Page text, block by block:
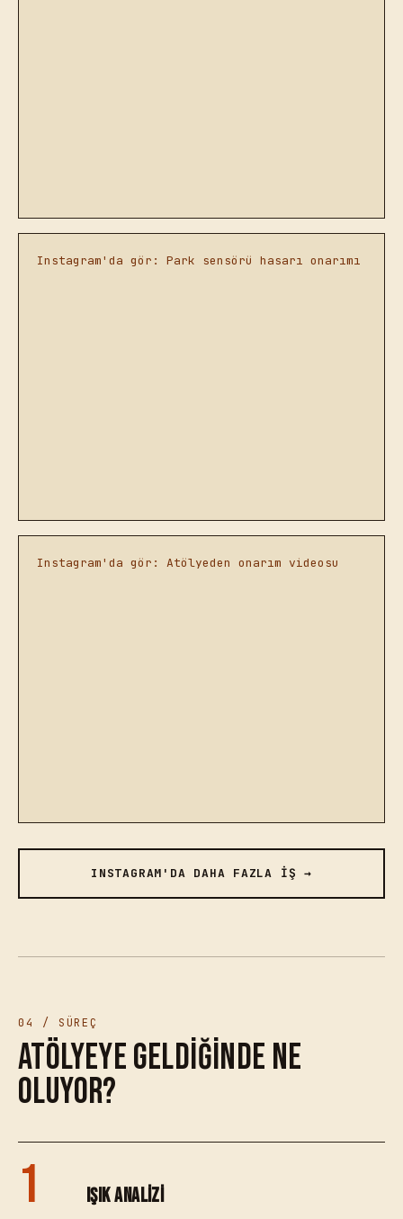
Instagram'da gör: Park sensörü hasarı onarımı
Instagram'da gör: Atölyeden onarım videosu
INSTAGRAM'DA DAHA FAZLA İŞ →
04 / SÜREÇ
Atölyeye geldiğinde ne
oluyor?
1 IŞIK ANALİZİ